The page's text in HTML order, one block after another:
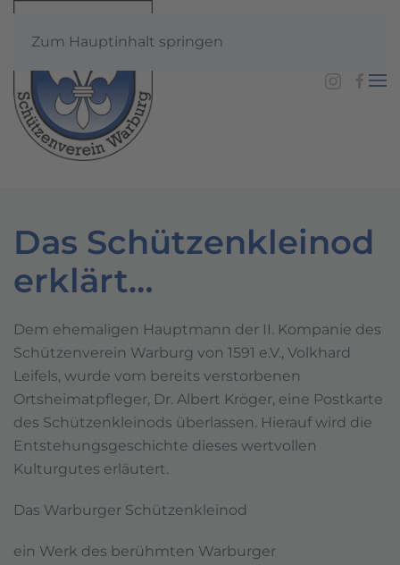
Zum Hauptinhalt springen
Das Schützenkleinod
erklärt…
Dem ehemaligen Hauptmann der II. Kompanie des
Schützenverein Warburg von 1591 e.V., Volkhard
Leifels, wurde vom bereits verstorbenen
Ortsheimatpfleger, Dr. Albert Kröger, eine Postkarte
des Schützenkleinods überlassen. Hierauf wird die
Entstehungsgeschichte dieses wertvollen
Kulturgutes erläutert.
Das Warburger Schützenkleinod
ein Werk des berühmten Warburger